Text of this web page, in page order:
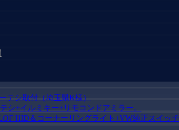
テシ取付（埼玉県K様）
シ+イルミキー+リモコンドアミラー。
HID＆コーナーリングライト+VW純正スイッ